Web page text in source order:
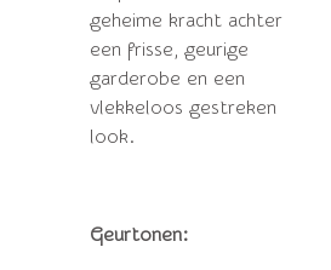
geheime kracht achter
een frisse, geurige
garderobe en een
vlekkeloos gestreken
look.
Geurtonen: